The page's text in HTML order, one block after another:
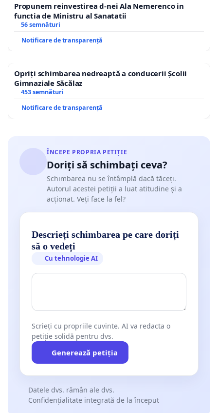
Propunem reinvestirea d-nei Ala Nemerenco in
functia de Ministru al Sanatatii
56 semnături
Notificare de transparență
Opriți schimbarea nedreaptă a conducerii Școlii
Gimnaziale Săcălaz
453 semnături
Notificare de transparență
ÎNCEPE PROPRIA PETIȚIE
Doriți să schimbați ceva?
Schimbarea nu se întâmplă dacă tăceți.
Autorul acestei petiții a luat atitudine și a
acționat. Veți face la fel?
Descrieți schimbarea pe care doriți
să o vedeți
Cu tehnologie AI
Scrieți cu propriile cuvinte. AI va redacta o
petiție solidă pentru dvs.
Generează petiția
Datele dvs. rămân ale dvs.
Confidențialitate integrată de la început